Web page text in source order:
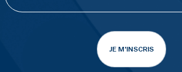
JE M'INSCRIS